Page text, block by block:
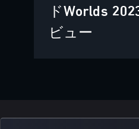
ドWorlds
ビュー